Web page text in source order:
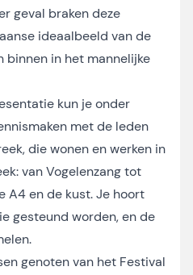
geval braken deze
ideaalbeeld van de
binnen in het mannelijke
kun je onder
met de leden
die wonen en werken in
van Vogelenzang tot
A4 en de kust. Je hoort
gesteund worden, en de
genoten van het Festival